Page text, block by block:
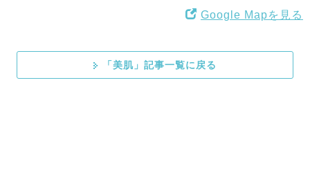
Google Mapを見る
「美肌」記事一覧に戻る